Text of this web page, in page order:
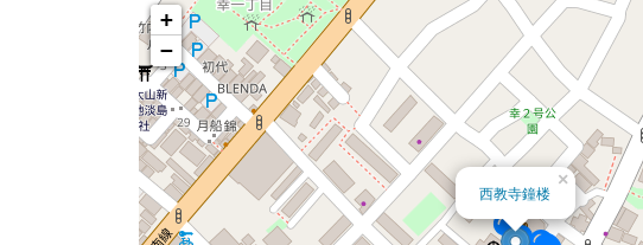
西教寺鐘楼
×
+
−